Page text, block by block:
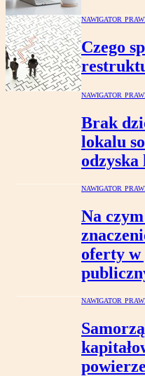
NAWIGATOR
Czego
NAWIGATOR
Brak
lokalu
odzyska
NAWIGATOR
Na
oferty w
NAWIGATOR